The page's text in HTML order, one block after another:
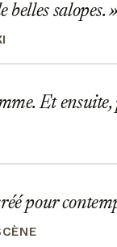
belles salopes.
Et
pour